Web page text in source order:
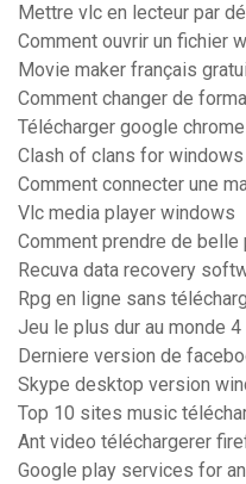
Mettre vlc en lecteur par
Comment ouvrir un fichier
Movie maker français
Comment changer de
Télécharger google
Clash of clans for
Comment connecter une
Vlc media player windows
Comment prendre de belle
Recuva data recovery
Rpg en ligne sans
Jeu le plus dur au monde 4
Derniere version de
Skype desktop version
Top 10 sites music
Ant video téléchargerer
Google play services for